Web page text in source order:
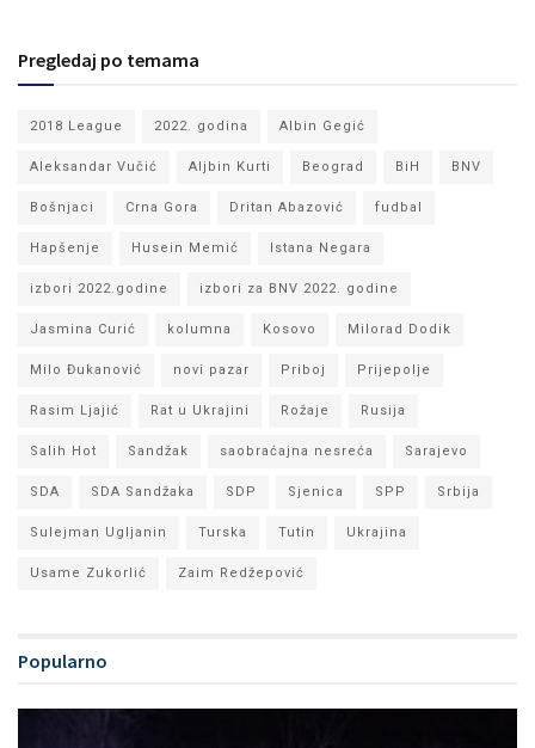
Pregledaj po temama
2018 League 2022. godina Albin Gegić
Aleksandar Vučić Aljbin Kurti Beograd BiH BNV
Bošnjaci Crna Gora Dritan Abazović fudbal
Hapšenje Husein Memić Istana Negara
izbori 2022.godine izbori za BNV 2022. godine
Jasmina Curić kolumna Kosovo Milorad Dodik
Milo Đukanović novi pazar Priboj Prijepolje
Rasim Ljajić Rat u Ukrajini Rožaje Rusija
Salih Hot Sandžak saobraćajna nesreća Sarajevo
SDA SDA Sandžaka SDP Sjenica SPP Srbija
Sulejman Ugljanin Turska Tutin Ukrajina
Usame Zukorlić Zaim Redžepović
Popularno